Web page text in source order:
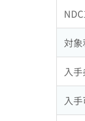
対
入
入